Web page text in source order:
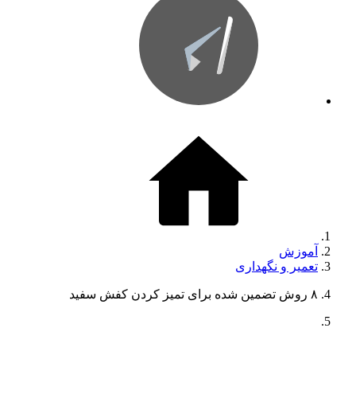
آموزش
تعمیر و نگهداری
۸ روش تضمین شده برای تمیز کردن کفش سفید